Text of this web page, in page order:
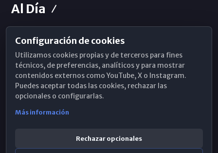
Al Día
Horarios de Misa
Hemeroteca
WhatsApp
Configuración de cookies
Utilizamos cookies propias y de terceros para fines
técnicos, de preferencias, analíticos y para mostrar
contenidos externos como YouTube, X o Instagram.
Puedes aceptar todas las cookies, rechazar las
opcionales o configurarlas.
Más información
Rechazar opcionales